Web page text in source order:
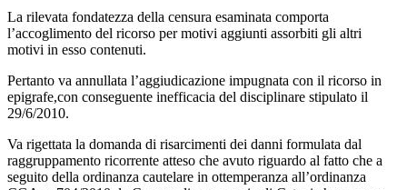
La rilevata fondatezza della censura esaminata comporta
l’accoglimento del ricorso per motivi aggiunti assorbiti gli altri
motivi in esso contenuti.
Pertanto va annullata l’aggiudicazione impugnata con il ricorso in
epigrafe,con conseguente inefficacia del disciplinare stipulato il
29/6/2010.
Va rigettata la domanda di risarcimenti dei danni formulata dal
raggruppamento ricorrente atteso che avuto riguardo al fatto che a
seguito della ordinanza cautelare in ottemperanza all’ordinanza